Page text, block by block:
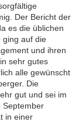
Der Bericht der
es die üblichen
ging auf die
und ihren
sehr gutes
alle gewünscht
Die
gut und sei im
September
in einer